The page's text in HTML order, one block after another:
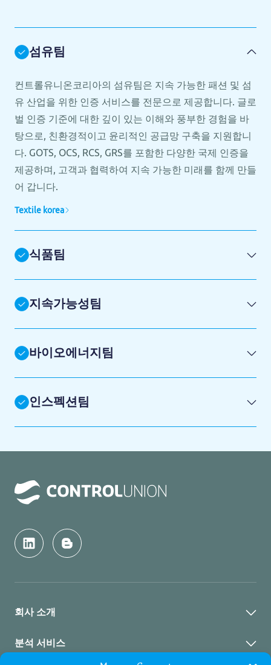
섬유팀
컨트롤유니온코리아의 섬유팀은 지속 가능한 패션 및 섬
유 산업을 위한 인증 서비스를 전문으로 제공합니다. 글로
벌 인증 기준에 대한 깊이 있는 이해와 풍부한 경험을 바
탕으로, 친환경적이고 윤리적인 공급망 구축을 지원합니
다. GOTS, OCS, RCS, GRS를 포함한 다양한 국제 인증을
제공하며, 고객과 협력하여 지속 가능한 미래를 함께 만들
어 갑니다.
Textile korea
식품팀
지속가능성팀
바이오에너지팀
인스펙션팀
회사 소개
회사 소개
분석 서비스